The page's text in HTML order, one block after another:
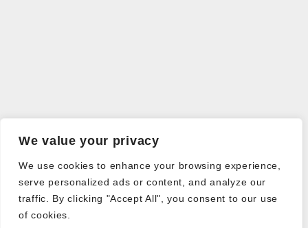
We value your privacy
We use cookies to enhance your browsing experience,
serve personalized ads or content, and analyze our
traffic. By clicking "Accept All", you consent to our use
of cookies.